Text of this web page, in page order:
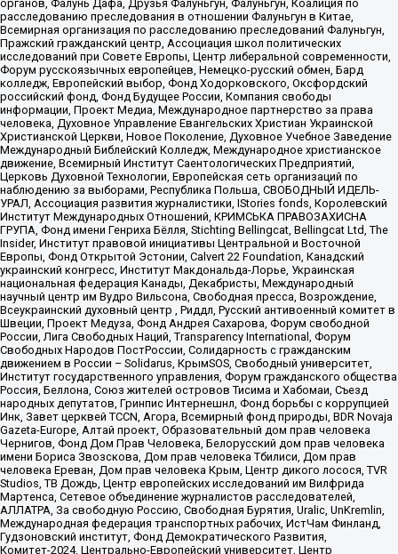
органов, Фалунь Дафа, Друзья Фалуньгун, Фалуньгун, Коалиция по
расследованию преследования в отношении Фалуньгун в Китае,
Всемирная организация по расследованию преследований Фалуньгун,
Пражский гражданский центр, Ассоциация школ политических
исследований при Совете Европы, Центр либеральной современности,
Форум русскоязычных европейцев, Немецко-русский обмен, Бард
колледж, Европейский выбор, Фонд Ходорковского, Оксфордский
российский фонд, Фонд Будущее России, Компания свободы
информации, Проект Медиа, Международное партнерство за права
человека, Духовное Управление Евангельских Христиан Украинской
Христианской Церкви, Новое Поколение, Духовное Учебное Заведение
Международный Библейский Колледж, Международное христианское
движение, Всемирный Институт Саентологических Предприятий,
Церковь Духовной Технологии, Европейская сеть организаций по
наблюдению за выборами, Республика Польша, СВОБОДНЫЙ ИДЕЛЬ-
УРАЛ, Ассоциация развития журналистики, IStories fonds, Королевский
Институт Международных Отношений, КРИМСЬКА ПРАВОЗАХИСНА
ГРУПА, Фонд имени Генриха Бёлля, Stichting Bellingcat, Bellingcat Ltd, The
Insider, Институт правовой инициативы Центральной и Восточной
Европы, Фонд Открытой Эстонии, Calvert 22 Foundation, Канадский
украинский конгресс, Институт Макдональда-Лорье, Украинская
национальная федерация Канады, Декабристы, Международный
научный центр им Вудро Вильсона, Свободная пресса, Возрождение,
Всеукраинский духовный центр , Риддл, Русский антивоенный комитет в
Швеции, Проект Медуза, Фонд Андрея Сахарова, Форум свободной
России, Лига Свободных Наций, Transparеncy International, Форум
Свободных Народов ПостРоссии, Солидарность с гражданским
движением в России – Solidarus, КрымSOS, Свободный университет,
Институт государственного управления, Форум гражданского общества
Россия, Беллона, Союз жителей островов Тисима и Хабомаи, Съезд
народных депутатов, Гринпис Интернешнл, Фонд борьбы с коррупцией
Инк, Завет церквей TCCN, Агора, Всемирный фонд природы, BDR Novaja
Gazeta-Europe, Алтай проект, Образовательный дом прав человека
Чернигов, Фонд Дом Прав Человека, Белорусский дом прав человека
имени Бориса Звозскова, Дом прав человека Тбилиси, Дом прав
человека Ереван, Дом прав человека Крым, Центр дикого лосося, TVR
Studios, ТВ Дождь, Центр европейских исследований им Вилфрида
Мартенса, Сетевое объединение журналистов расследователей,
АЛЛАТРА, За свободную Россию, Свободная Бурятия, Uralic, UnKremlin,
Международная федерация транспортных рабочих, ИстЧам Финланд,
Гудзоновский институт, Фонд Демократического Развития,
Комитет-2024, Центрально-Европейский университет, Центр